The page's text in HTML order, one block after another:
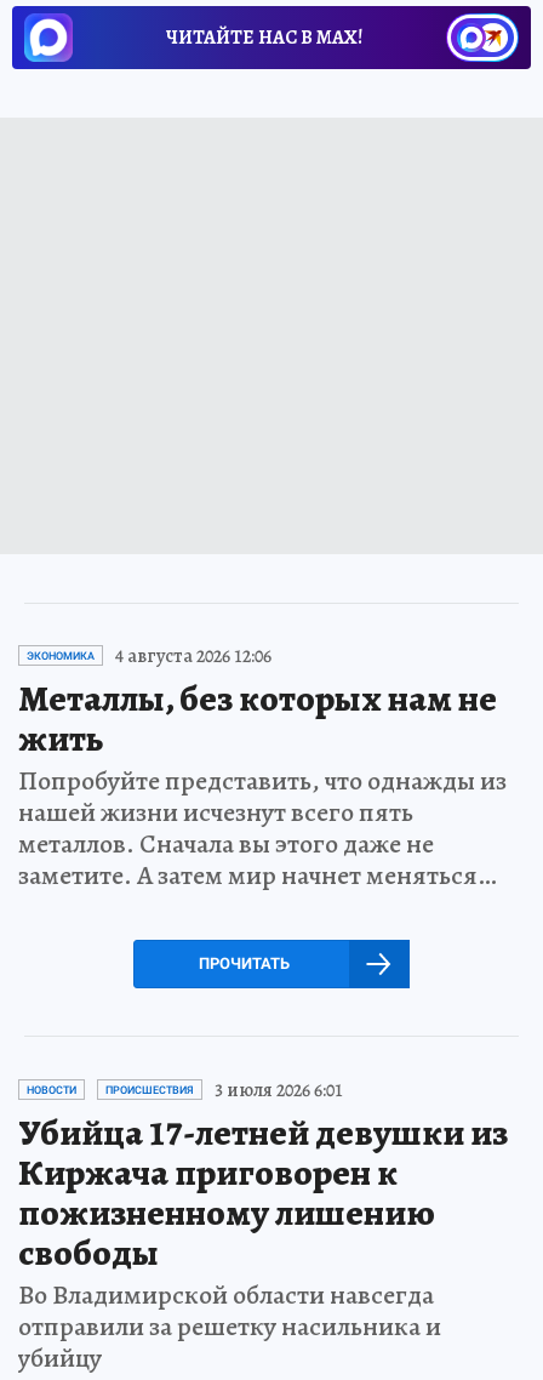
ЧИТАЙТЕ НАС В МАХ!
ЭКОНОМИКА 4 августа 2026 12:06
Металлы, без которых нам не
жить
Попробуйте представить, что однажды из
нашей жизни исчезнут всего пять
металлов. Сначала вы этого даже не
заметите. А затем мир начнет меняться…
ПРОЧИТАТЬ
НОВОСТИ ПРОИСШЕСТВИЯ 3 июля 2026 6:01
Убийца 17-летней девушки из
Киржача приговорен к
пожизненному лишению
свободы
Во Владимирской области навсегда
отправили за решетку насильника и
убийцу